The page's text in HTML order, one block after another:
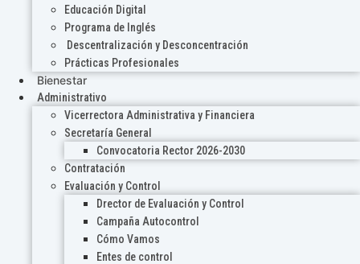
Educación Digital
Programa de Inglés
Descentralización y Desconcentración
Prácticas Profesionales
Bienestar
Administrativo
Vicerrectora Administrativa y Financiera
Secretaría General
Convocatoria Rector 2026-2030
Contratación
Evaluación y Control
Drector de Evaluación y Control
Campaña Autocontrol
Cómo Vamos
Entes de control